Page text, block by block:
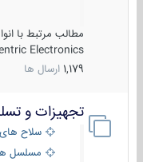
مطالب مرتبط با
Electronics
1,179 ارسال ها
تجهیزات و
سلاح های
مسلسل